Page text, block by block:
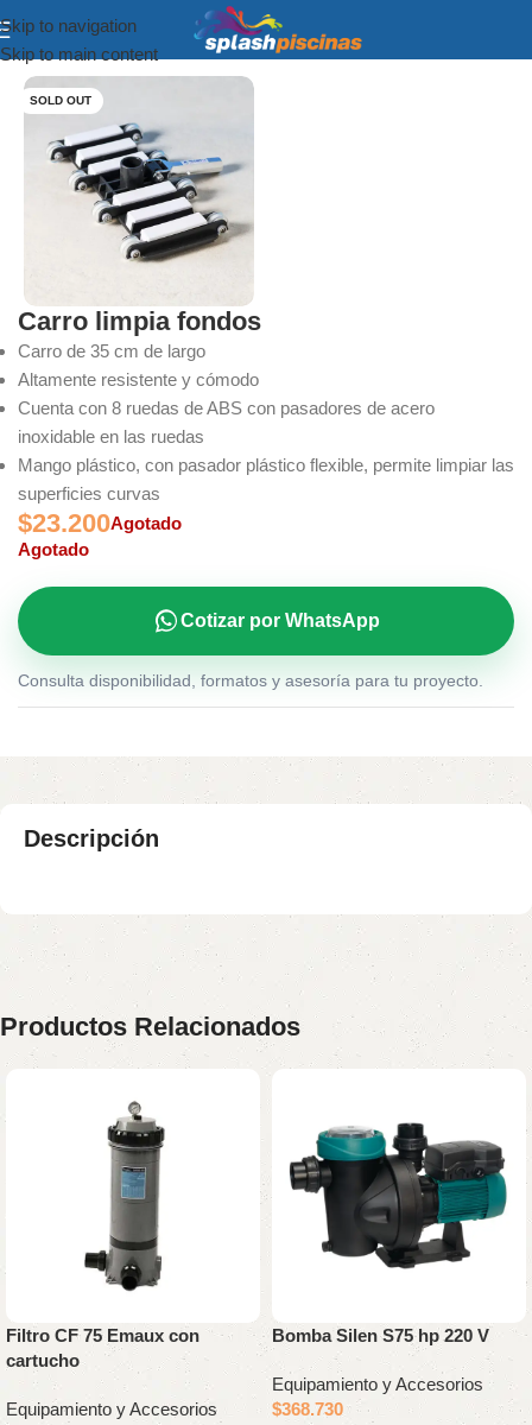
Skip to navigation
Skip to main content
Inicio Equipamiento y Accesorios
SOLD OUT
Carro limpia fondos
Carro de 35 cm de largo
Altamente resistente y cómodo
Cuenta con 8 ruedas de ABS con pasadores de acero
inoxidable en las ruedas
Mango plástico, con pasador plástico flexible, permite limpiar las
superficies curvas
$23.200Agotado
Agotado
Cotizar por WhatsApp
Consulta disponibilidad, formatos y asesoría para tu proyecto.
Descripción
Productos Relacionados
Filtro CF 75 Emaux con
cartucho
Equipamiento y Accesorios
Bomba Silen S75 hp 220 V
Equipamiento y Accesorios
$368.730